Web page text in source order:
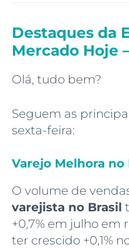
Destaques da
Mercado Hoje
Olá, tudo bem?
Seguem as
sexta-feira:
Varejo Melhora no
O volume de
varejista no Brasil
+0,7% em julho em
ter crescido +0,1%